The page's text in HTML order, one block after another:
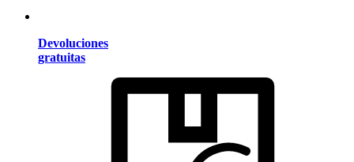
Devoluciones
gratuitas